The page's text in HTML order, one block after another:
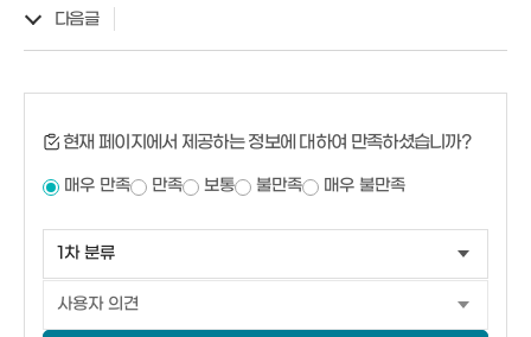
다음글
현재 페이지에서 제공하는 정보에 대하여 만족하셨습니까?
매우 만족 만족 보통 불만족 매우 불만족